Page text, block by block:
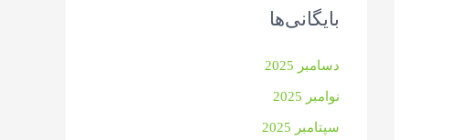
بایگانی‌ها
دسامبر 2025
نوامبر 2025
سپتامبر 2025